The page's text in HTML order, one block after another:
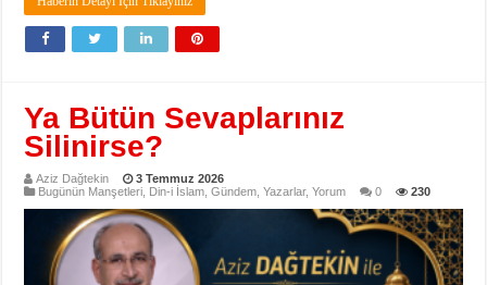
Ya Bütün Sevaplarınız
Silinirse?
Aziz Dağtekin
3 Temmuz 2026
Bugünün Manşetleri
Din-i İslam ,Gündem ,Yazarlar,Yorum 0 230